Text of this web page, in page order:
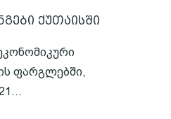
ქუთაისში
ფარგლებში,